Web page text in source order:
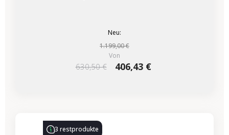
Neu:
1.199,00 €
Von
630,50 € 406,43 €
3 restprodukte